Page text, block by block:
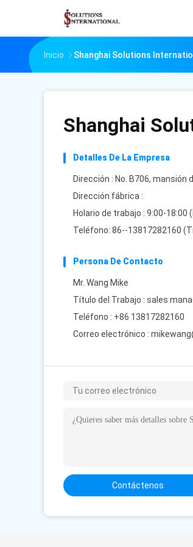
Inicio Shanghai Solutions
Shanghai
Detalles De La Empresa
Dirección : No. B706, mansión
Dirección fábrica :
Holario de trabajo : 9:00-18:00
Teléfono: 86--13817282160
Persona De Contacto
Mr. Wang Mike
Título del Trabajo : sales
Teléfono : +86 13817282160
Correo electrónico :
Contáctenos